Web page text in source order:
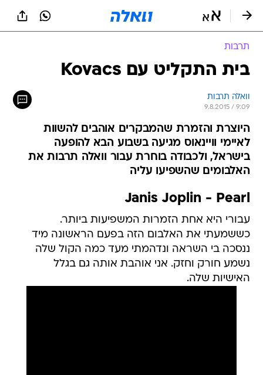
תרבות
בית התקליט עם Kovacs
וואלה תרבות
9.8.2015 / 9:09
היוצרת והזמרת שהמבקרים אוהבים להשוות
לאיימי וויינאוס מגיעה בשבוע הבא להופעה
בישראל, ולכבודה בוחרת עבור וואלה תרבות את
האלבומים שהשפיעו עליה
Janis Joplin - Pearl
עבורי היא אחת הזמרות המשפיעות ביותר.
כששמעתי את האלבום הזה בפעם הראשונה מיד
ננסכה בי השראה ונדהמתי מעד כמה הקול שלה
נשמע חורק וחזק. אני אוהבת אותה גם בגלל
האישיות שלה.